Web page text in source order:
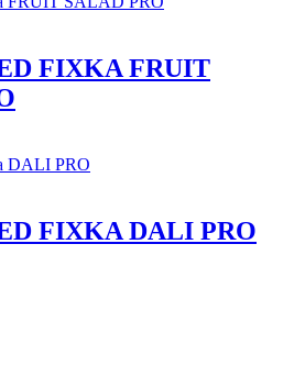
FIXKA FRUIT
FIXKA DALI PRO